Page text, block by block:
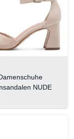
NUDE